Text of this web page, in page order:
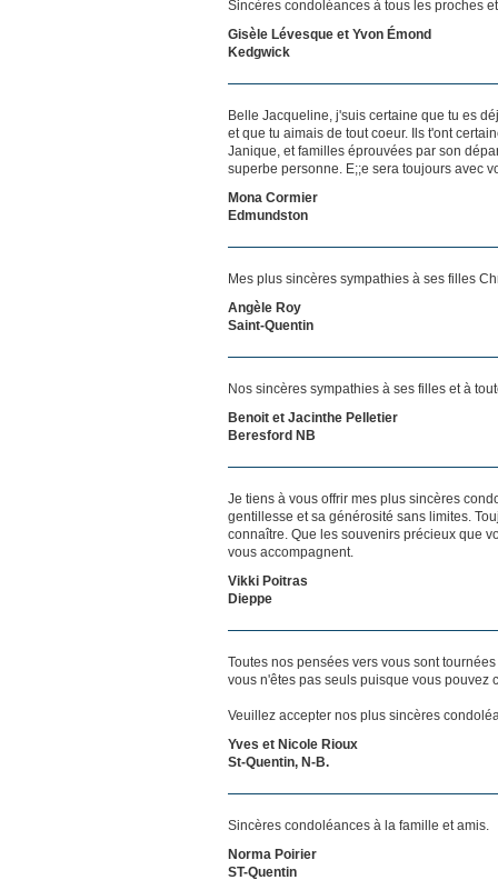
Sincères condoléances à tous les proches
Gisèle Lévesque et Yvon Émond
Kedgwick
Belle Jacqueline, j'suis certaine que tu es
et que tu aimais de tout coeur. Ils t'ont
Janique, et familles éprouvées par son
superbe personne. E;;e sera toujours avec
Mona Cormier
Edmundston
Mes plus sincères sympathies à ses filles
Angèle Roy
Saint-Quentin
Nos sincères sympathies à ses filles et à
Benoit et Jacinthe Pelletier
Beresford NB
Je tiens à vous offrir mes plus sincères
gentillesse et sa générosité sans limites.
connaître. Que les souvenirs précieux que
vous accompagnent.
Vikki Poitras
Dieppe
Toutes nos pensées vers vous sont
vous n'êtes pas seuls puisque vous pouvez
Veuillez accepter nos plus sincères
Yves et Nicole Rioux
St-Quentin, N-B.
Sincères condoléances à la famille et amis.
Norma Poirier
ST-Quentin